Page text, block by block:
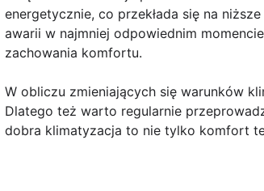
energetycznie, co przekłada się na
awarii w najmniej odpowiednim
zachowania komfortu.
W obliczu zmieniających się warunków
Dlatego też warto regularnie
dobra klimatyzacja to nie tylko komfort